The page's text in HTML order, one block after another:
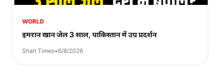
WORLD
इमरान खान जेल 3 साल, पाकिस्तान में उग्र प्रदर्शन
Shah Times•6/8/2026